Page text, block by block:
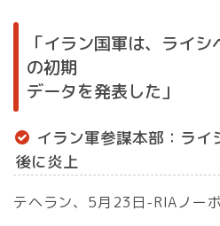
「イラン国軍は、ライ
の初期
データを発表した」
イラン軍参謀本部：ライ
後に炎上
テヘラン、5月23日-RIAノーボ